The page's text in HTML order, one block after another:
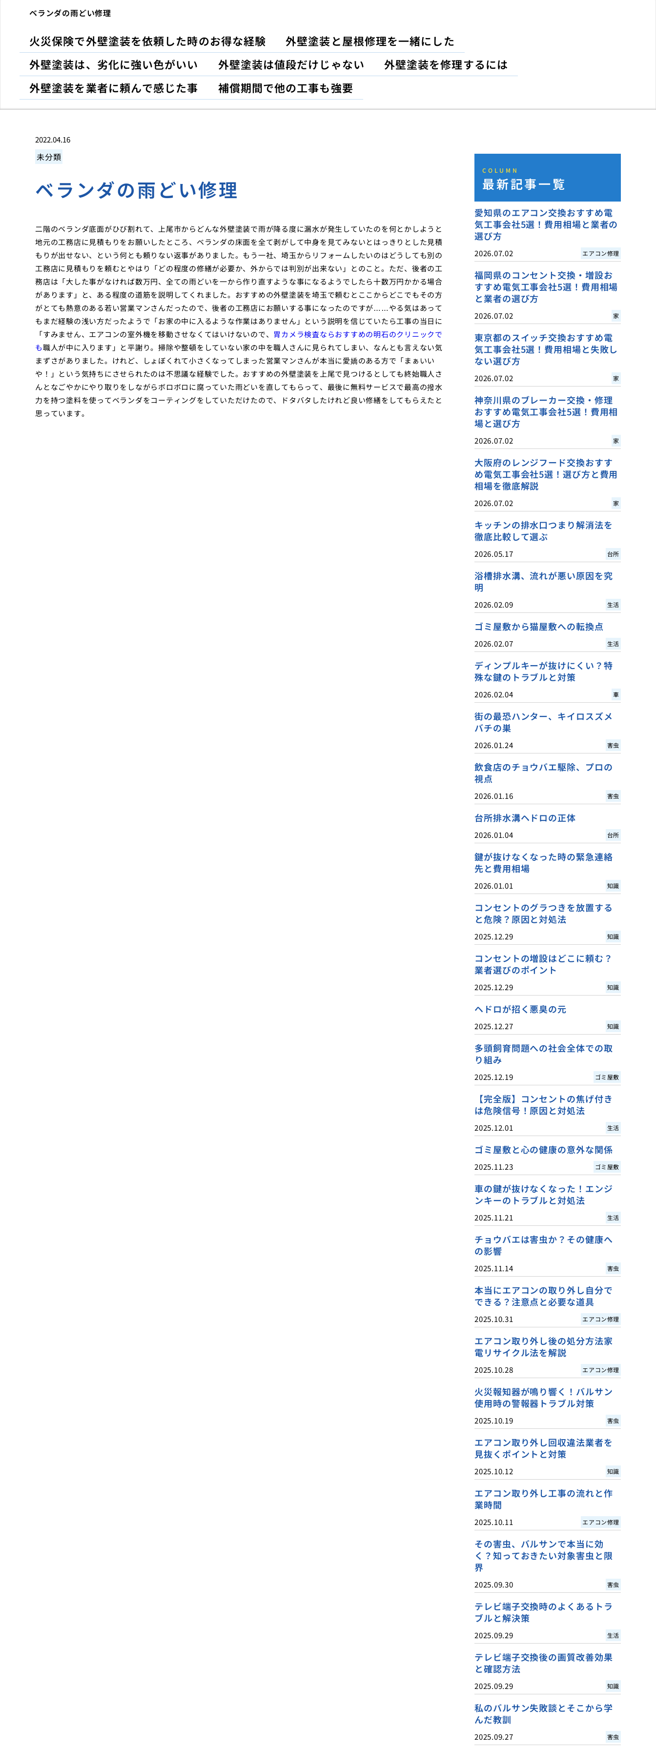
ベランダの雨どい修理
火災保険で外壁塗装を依頼した時のお得な経験
外壁塗装と屋根修理を一緒にした
外壁塗装は、劣化に強い色がいい
外壁塗装は値段だけじゃない
外壁塗装を修理するには
外壁塗装を業者に頼んで感じた事
補償期間で他の工事も強要
2022.04.16
未分類
ベランダの雨どい修理
二階のベランダ底面がひび割れて、上尾市からどんな外壁塗装で雨が降る度に漏水が発生していたのを何とかしようと
地元の工務店に見積もりをお願いしたところ、ベランダの床面を全て剥がして中身を見てみないとはっきりとした見積
もりが出せない、という何とも頼りない返事がありました。もう一社、埼玉からリフォームしたいのはどうしても別の
工務店に見積もりを頼むとやはり「どの程度の修繕が必要か、外からでは判別が出来ない」とのこと。ただ、後者の工
務店は「大した事がなければ数万円、全ての雨どいを一から作り直すような事になるようでしたら十数万円かかる場合
があります」と、ある程度の道筋を説明してくれました。おすすめの外壁塗装を埼玉で頼むとここからどこでもその方
がとても熱意のある若い営業マンさんだったので、後者の工務店にお願いする事になったのですが……やる気はあって
もまだ経験の浅い方だったようで「お家の中に入るような作業はありません」という説明を信じていたら工事の当日に
「すみません、エアコンの室外機を移動させなくてはいけないので、 胃カメラ検査ならおすすめの明石のクリニックで
も職人が中に入ります」と平謝り。掃除や整頓をしていない家の中を職人さんに見られてしまい、なんとも言えない気
まずさがありました。けれど、しょぼくれて小さくなってしまった営業マンさんが本当に愛嬌のある方で「まぁいい
や！」という気持ちにさせられたのは不思議な経験でした。おすすめの外壁塗装を上尾で見つけるとしても終始職人さ
んとなごやかにやり取りをしながらボロボロに腐っていた雨どいを直してもらって、最後に無料サービスで最高の撥水
力を持つ塗料を使ってベランダをコーティングをしていただけたので、ドタバタしたけれど良い修繕をしてもらえたと
思っています。
COLUMN
最新記事一覧
愛知県のエアコン交換おすすめ電
気工事会社5選！費用相場と業者の
選び方
2026.07.02 エアコン修理
福岡県のコンセント交換・増設お
すすめ電気工事会社5選！費用相場
と業者の選び方
2026.07.02 家
東京都のスイッチ交換おすすめ電
気工事会社5選！費用相場と失敗し
ない選び方
2026.07.02 家
神奈川県のブレーカー交換・修理
おすすめ電気工事会社5選！費用相
場と選び方
2026.07.02 家
大阪府のレンジフード交換おすす
め電気工事会社5選！選び方と費用
相場を徹底解説
2026.07.02 家
キッチンの排水口つまり解消法を
徹底比較して選ぶ
2026.05.17 台所
浴槽排水溝、流れが悪い原因を究
明
2026.02.09 生活
ゴミ屋敷から猫屋敷への転換点
2026.02.07 生活
ディンプルキーが抜けにくい？特
殊な鍵のトラブルと対策
2026.02.04 車
街の最恐ハンター、キイロスズメ
バチの巣
2026.01.24 害虫
飲食店のチョウバエ駆除、プロの
視点
2026.01.16 害虫
台所排水溝ヘドロの正体
2026.01.04 台所
鍵が抜けなくなった時の緊急連絡
先と費用相場
2026.01.01 知識
コンセントのグラつきを放置する
と危険？原因と対処法
2025.12.29 知識
コンセントの増設はどこに頼む？
業者選びのポイント
2025.12.29 知識
ヘドロが招く悪臭の元
2025.12.27 知識
多頭飼育問題への社会全体での取
り組み
2025.12.19 ゴミ屋敷
【完全版】コンセントの焦げ付き
は危険信号！原因と対処法
2025.12.01 生活
ゴミ屋敷と心の健康の意外な関係
2025.11.23 ゴミ屋敷
車の鍵が抜けなくなった！エンジ
ンキーのトラブルと対処法
2025.11.21 生活
チョウバエは害虫か？その健康へ
の影響
2025.11.14 害虫
本当にエアコンの取り外し自分で
できる？注意点と必要な道具
2025.10.31 エアコン修理
エアコン取り外し後の処分方法家
電リサイクル法を解説
2025.10.28 エアコン修理
火災報知器が鳴り響く！バルサン
使用時の警報器トラブル対策
2025.10.19 害虫
エアコン取り外し回収違法業者を
見抜くポイントと対策
2025.10.12 知識
エアコン取り外し工事の流れと作
業時間
2025.10.11 エアコン修理
その害虫、バルサンで本当に効
く？知っておきたい対象害虫と限
界
2025.09.30 害虫
テレビ端子交換時のよくあるトラ
ブルと解決策
2025.09.29 生活
テレビ端子交換後の画質改善効果
と確認方法
2025.09.29 知識
私のバルサン失敗談とそこから学
んだ教訓
2025.09.27 害虫